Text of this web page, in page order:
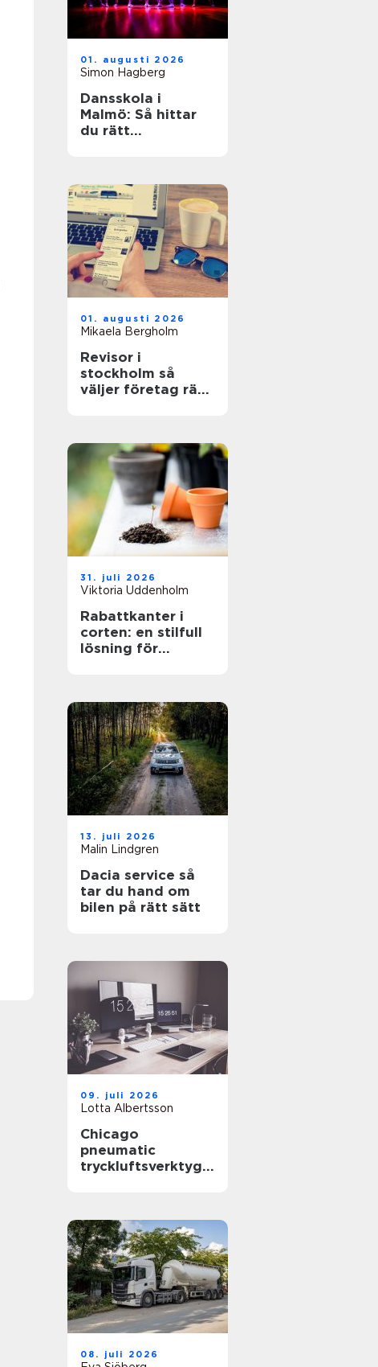
01. augusti 2026
Simon Hagberg
Dansskola i
Malmö: Så hittar
du rätt
vuxna
01. augusti 2026
Mikaela Bergholm
Revisor i
stockholm så
väljer företag rätt
31. juli 2026
Viktoria Uddenholm
Rabattkanter i
corten: en stilfull
lösning för
13. juli 2026
Malin Lindgren
Dacia service så
tar du hand om
bilen på rätt sätt
09. juli 2026
Lotta Albertsson
Chicago
pneumatic
tryckluftsverktyg
08. juli 2026